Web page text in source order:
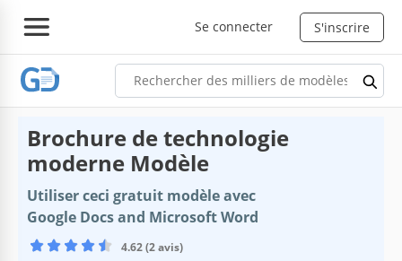
Se connecter S'inscrire
Brochure de technologie
moderne Modèle
Utiliser ceci gratuit modèle avec
Google Docs and Microsoft Word
4.62 (2 avis)